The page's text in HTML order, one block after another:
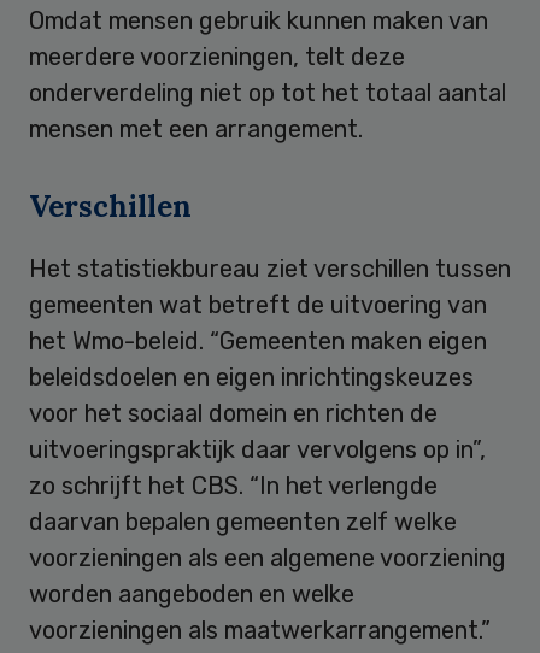
Omdat mensen gebruik kunnen maken van
meerdere voorzieningen, telt deze
onderverdeling niet op tot het totaal aantal
mensen met een arrangement.
Verschillen
Het statistiekbureau ziet verschillen tussen
gemeenten wat betreft de uitvoering van
het Wmo-beleid. “Gemeenten maken eigen
beleidsdoelen en eigen inrichtingskeuzes
voor het sociaal domein en richten de
uitvoeringspraktijk daar vervolgens op in”,
zo schrijft het CBS. “In het verlengde
daarvan bepalen gemeenten zelf welke
voorzieningen als een algemene voorziening
worden aangeboden en welke
voorzieningen als maatwerkarrangement.”